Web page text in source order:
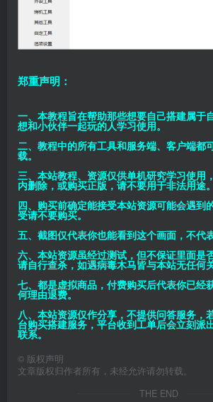
郑重声明：
一、本教程旨在帮助那些想要自己搭建属于
想和小伙伴一起玩的人学习使用。
二、教程中的所有工具和服务端、客户端都
载。
三、本站教程、资源仅供单机研究学习使用
内删除，或购买正版，请不要用于非法用途。
四、购买前确定能接受本站资源可能会遇到
受请不要购买。
五、截图仅代表你也能看到这个画面，不代
六、本站资源虽经过测试，但不保证里面是
请自行查杀，如遇病毒木马皆与本站无任何
七、都是虚拟商品，付费购买后代表你已经
何理由退费。
八、本站资源仅作分享，不提供问答服务，
台购买搭建服务，平台收到工单后会立刻派
联系。
© 版权声明
文章版权归作者所有，未经允许请勿转载。
THE END